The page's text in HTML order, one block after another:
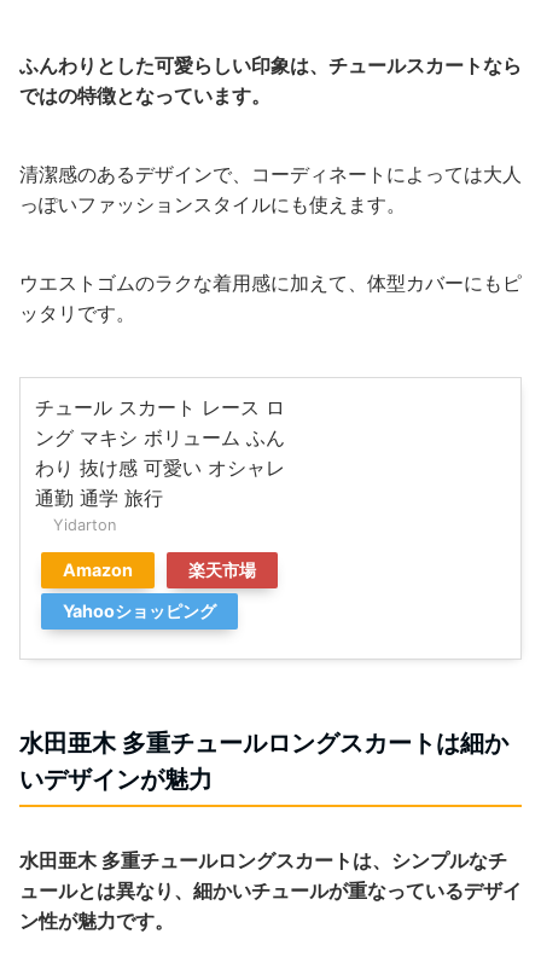
ふんわりとした可愛らしい印象は、チュールスカートなら
ではの特徴となっています。
清潔感のあるデザインで、コーディネートによっては大人
っぽいファッションスタイルにも使えます。
ウエストゴムのラクな着用感に加えて、体型カバーにもピ
ッタリです。
チュール スカート レース ロ
ング マキシ ボリューム ふん
わり 抜け感 可愛い オシャレ
通勤 通学 旅行
Yidarton
Amazon
楽天市場
Yahooショッピング
水田亜木 多重チュールロングスカートは細か
いデザインが魅力
水田亜木 多重チュールロングスカートは、シンプルなチ
ュールとは異なり、細かいチュールが重なっているデザイ
ン性が魅力です。